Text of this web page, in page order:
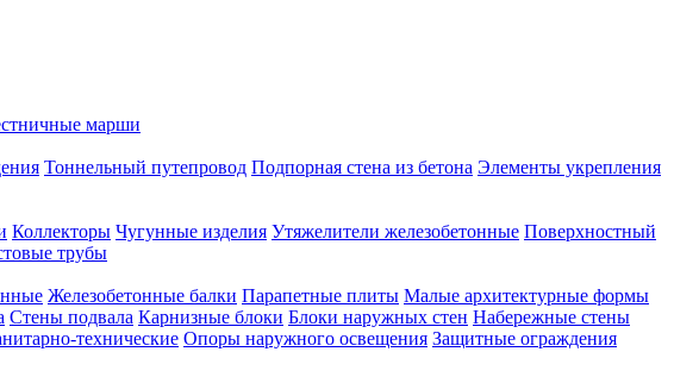
марши
Тоннельный путепровод Подпорная стена из бетона Элементы укрепления
Коллекторы Чугунные изделия Утяжелители железобетонные Поверхностный
трубы
Железобетонные балки Парапетные плиты Малые архитектурные формы
Стены подвала Карнизные блоки Блоки наружных стен Набережные стены
технические Опоры наружного освещения Защитные ограждения